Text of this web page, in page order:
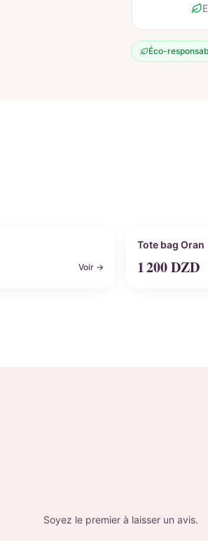
Éco-
Voir →
Tote bag Oran
1 200DZD
Soyez le premier à laisser un avis.